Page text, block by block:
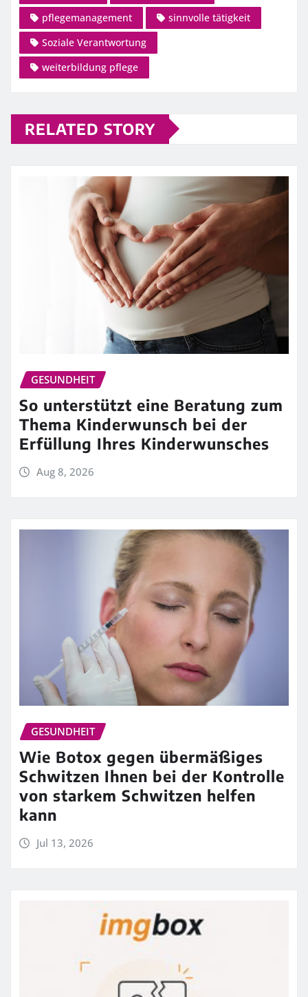
pflegemanagement
sinnvolle tätigkeit
Soziale Verantwortung
weiterbildung pflege
RELATED STORY
GESUNDHEIT
So unterstützt eine Beratung zum
Thema Kinderwunsch bei der
Erfüllung Ihres Kinderwunsches
Aug 8, 2026
GESUNDHEIT
Wie Botox gegen übermäßiges
Schwitzen Ihnen bei der Kontrolle
von starkem Schwitzen helfen
kann
Jul 13, 2026